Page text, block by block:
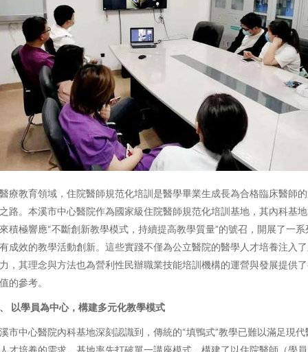
療教育領域，住院醫師規范化培訓是醫學畢業生成長為合格臨床醫師
路。本溪市中心醫院作為國家級住院醫師規范化培訓基地，其內科基
積極響應“不斷創新教學模式，持續提高教學質量”的號召，開展了一系
成效的教學活動創新。這些實踐不僅為公立醫院的醫學人才培養注入
，其理念與方法也為營利性民辦職業技能培訓機構的運營與發展提供
的參考。
以學員為中心，構建多元化教學模式
市中心醫院內科基地深刻認識到，傳統的“填鴨式”教學已難以滿足現代
才培養的需求。基地率先打破單一講座模式，構建了以住院醫師（學